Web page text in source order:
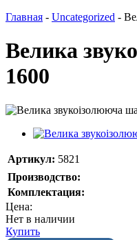
Главная - Uncategorized -
Велика
1600
Артикул: 5821
Производство:
Комплектация:
Цена:
Нет в наличии
Купить